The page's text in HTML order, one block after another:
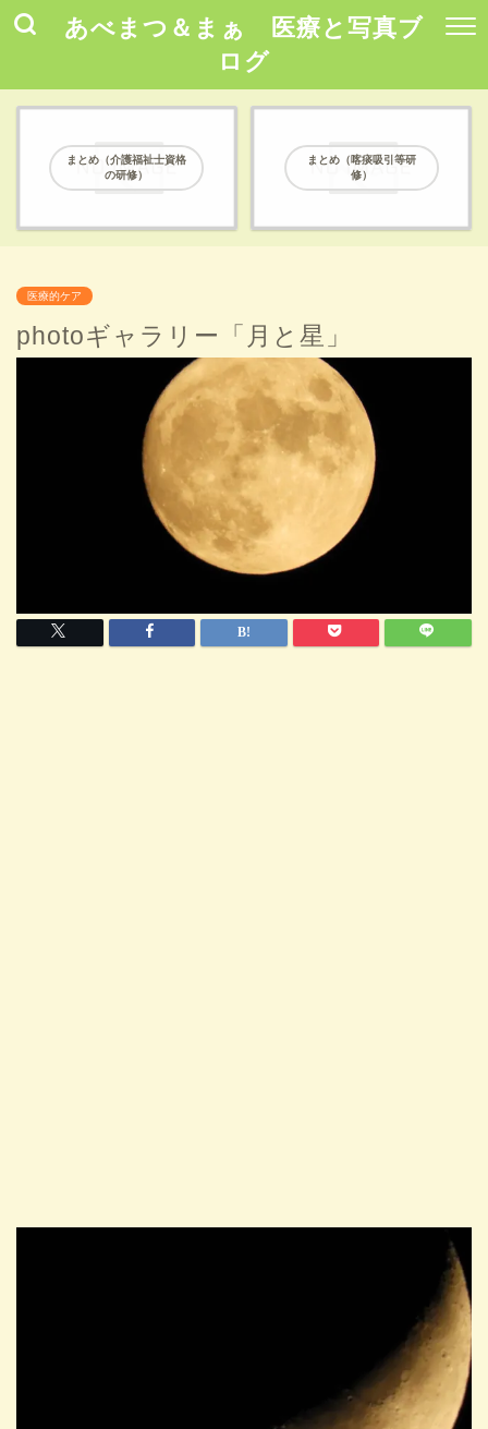
あべまつ＆まぁ 医療と写真ブ
ログ
まとめ（介護福祉士資格
の研修）
まとめ（喀痰吸引等研
修）
医療的ケア
photoギャラリー「月と星」